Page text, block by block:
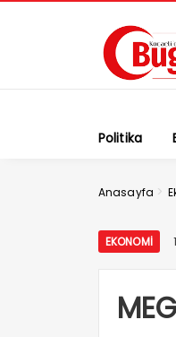
Politika
Anasayfa >
EKONOMI